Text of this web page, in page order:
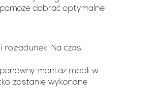
dobrać optymalne
Na czas
montaż mebli w
zostanie wykonane